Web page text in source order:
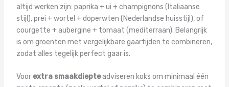
altijd werken zijn: paprika + ui + champignons (Italiaanse
stijl), prei + wortel + doperwten (Nederlandse huisstijl), of
courgette + aubergine + tomaat (mediterraan). Belangrijk
is om groenten met vergelijkbare gaartijden te combineren,
zodat alles tegelijk perfect gaar is.
Voor extra smaakdiepteadviseren koks om minimaal één